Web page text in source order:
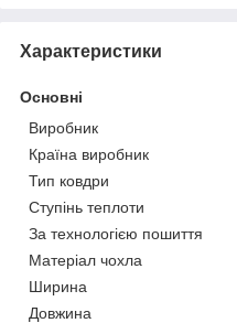
Характеристики
Основні
Виробник
Країна виробник
Тип ковдри
Ступінь теплоти
За технологією пошиття
Матеріал чохла
Ширина
Довжина